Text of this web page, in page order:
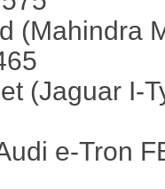
(Mahindra
(Jaguar I-
e-Tron